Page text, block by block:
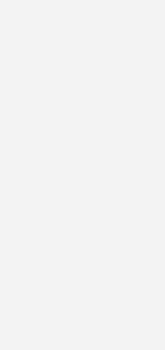
vom Bauherrn
und schmalere
angesichts von
eine Ausnahme als
Mieterstromanlagen
Lichtenberg
der Energiewende